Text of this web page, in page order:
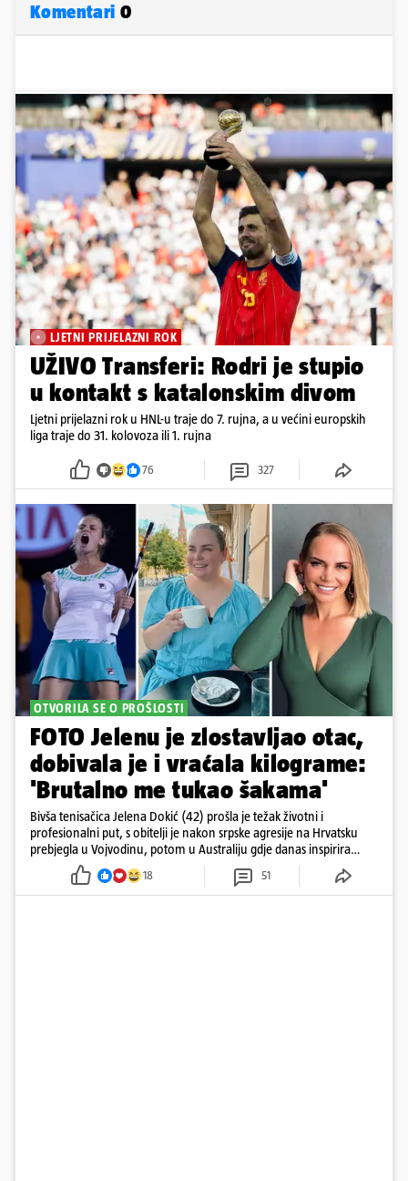
Komentari 0
LJETNI PRIJELAZNI ROK
UŽIVO Transferi: Rodri je stupio
u kontakt s katalonskim divom
Ljetni prijelazni rok u HNL-u traje do 7. rujna, a u većini europskih
liga traje do 31. kolovoza ili 1. rujna
76 327
OTVORILA SE O PROŠLOSTI
FOTO Jelenu je zlostavljao otac,
dobivala je i vraćala kilograme:
'Brutalno me tukao šakama'
Bivša tenisačica Jelena Dokić (42) prošla je težak životni i
profesionalni put, s obitelji je nakon srpske agresije na Hrvatsku
prebjegla u Vojvodinu, potom u Australiju gdje danas inspirira
18 51